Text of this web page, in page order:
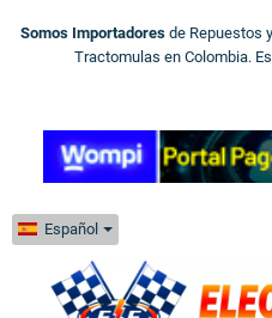
Somos Importadores de Repuestos
Tractomulas en Colombia.
Español